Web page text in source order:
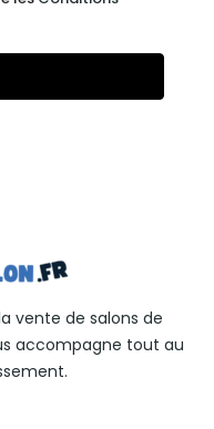
vente de salons de
accompagne tout au